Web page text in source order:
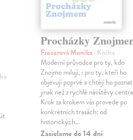
Procházky
Frecerová Monika| Kniha
Moderní průvodce pro ty, kdo
Znojmo milují, i pro ty, kteří ho
objevují poprvé a chtějí ho poznat
jinak než z rychlé návštěvy
Krok za krokem vás provede po
konkrétních trasách: od
historických…
Zasielame do 14 dní